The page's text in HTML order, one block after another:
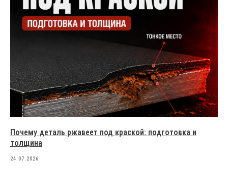
Почему деталь ржавеет под краской: подготовка и
толщина
24.07.2026
Установки для порошковой окраски
Пистолеты-распылители
АНТИКОРРОЗИЙНЫЕ ПОКРЫТИЯ
Политика конфиденциальности
Cогласие на обработку
персональных данных
Создание сайта — Mitts.Studio